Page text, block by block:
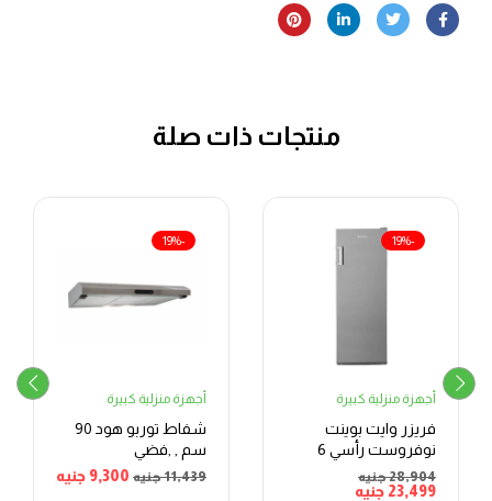
منتجات ذات صلة
-19%
أجهزة منزلية كبيرة
فريزر وايت بوينت
نوفروست رأسي 6
أدراج فضي
28,904جنيه
23,499 جنيه
-19%
أجهزة منزلية كبيرة
شفاط توربو هود 90
سم , ,فضي
11,439جنيه 9,300 جنيه